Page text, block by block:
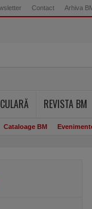
Contact Arhiva
REVISTA BM
Cataloage BM